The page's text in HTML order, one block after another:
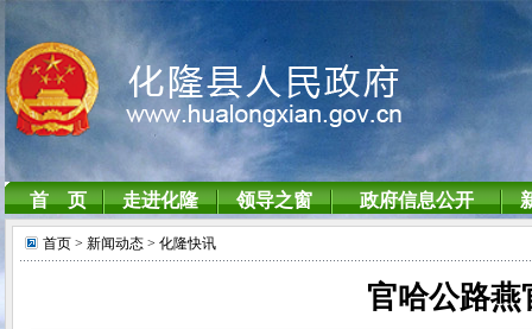
首页 > 新闻动态 > 化隆快讯
官哈公路燕